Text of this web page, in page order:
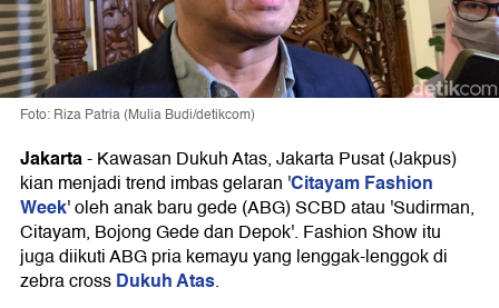
Foto: Riza Patria (Mulia Budi/detikcom)
Jakarta-Kawasan Dukuh Atas, Jakarta Pusat (Jakpus)
kian menjadi trend imbas gelaran 'Citayam Fashion
Week' oleh anak baru gede (ABG) SCBD atau 'Sudirman,
Citayam, Bojong Gede dan Depok'. Fashion Show itu
juga diikuti ABG pria kemayu yang lenggak-lenggok di
zebra crossDukuh Atas.